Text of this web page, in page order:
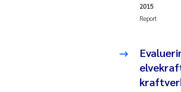
Report
2015